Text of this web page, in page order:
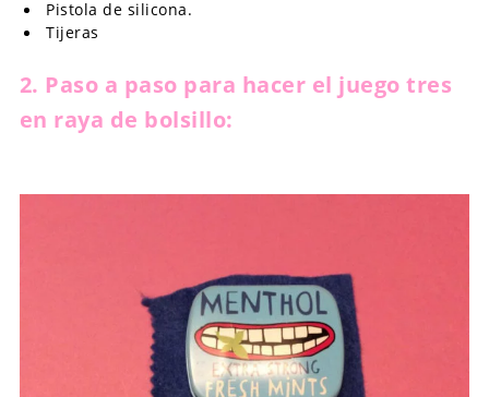
Pistola de silicona.
Tijeras
2. Paso a paso para hacer el juego tres
en raya de bolsillo: